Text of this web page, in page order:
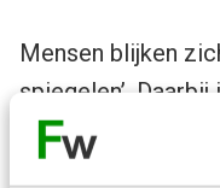
Mensen blijken
spiegelen’.
over de afzender
kunnen zien